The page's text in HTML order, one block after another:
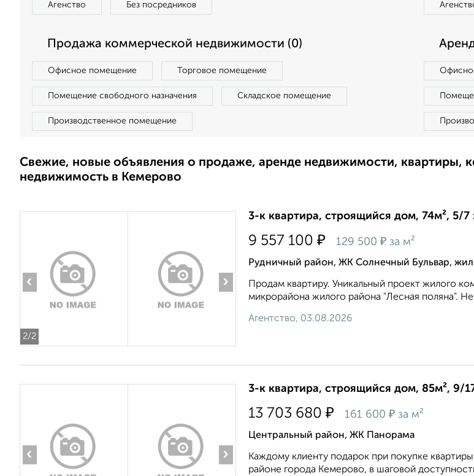
Агенство Без посредников
Продажа коммерческой недвижимости (0)
Офисное помещение Торговое помещение
Помещение свободного назначения Складское помещение
Производственное помещение
Свежие, новые объявления о продаже, аренде недвижимости,
недвижимость в Кемерово
2/2
‹ ›
3-к квартира, строящийся дом, 74м², 5/7
9 557 100 ₽ 129 500 ₽ за м²
Рудничный район, ЖК Солнечный Бульвар,
Продам квартиру. Уникальный проект жилого
микрорайона жилого района "Лесная поляна".
Агентство, 03.08.2026
‹ ›
3-к квартира, строящийся дом, 85м², 9/
13 703 680 ₽ 161 600 ₽ за м²
Центральный район, ЖК Панорама
Каждому клиенту подарок при покупке
районе города Кемерово, в шаговой